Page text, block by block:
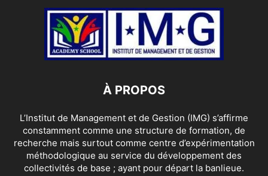
À PROPOS
L’Institut de Management et de Gestion (IMG) s’affirme
constamment comme une structure de formation, de
recherche mais surtout comme centre d’expérimentation
méthodologique au service du développement des
collectivités de base ; ayant pour départ la banlieue.